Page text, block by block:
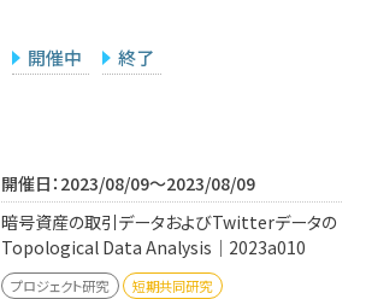
アクセス・お問合せ
開催中 終了
開催日：2023/08/09～2023/08/09
暗号資産の取引データおよびTwitterデータの
Topological Data Analysis｜2023a010
プロジェクト研究 短期共同研究